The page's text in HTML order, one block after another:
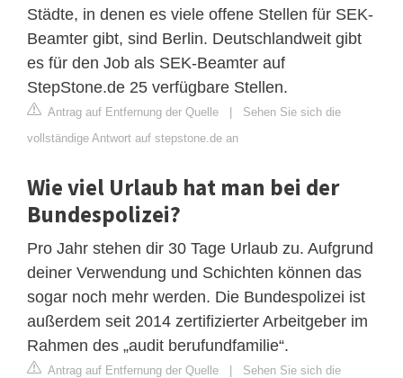
Städte, in denen es viele offene Stellen für SEK-
Beamter gibt, sind Berlin. Deutschlandweit gibt
es für den Job als SEK-Beamter auf
StepStone.de 25 verfügbare Stellen.
Antrag auf Entfernung der Quelle | Sehen Sie sich die
vollständige Antwort auf stepstone.de an
Wie viel Urlaub hat man bei der
Bundespolizei?
Pro Jahr stehen dir 30 Tage Urlaub zu. Aufgrund
deiner Verwendung und Schichten können das
sogar noch mehr werden. Die Bundespolizei ist
außerdem seit 2014 zertifizierter Arbeitgeber im
Rahmen des „audit berufundfamilie“.
Antrag auf Entfernung der Quelle | Sehen Sie sich die